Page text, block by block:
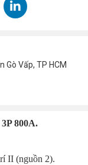
Gò Vấp, TP HCM
800A.
II (nguồn 2).